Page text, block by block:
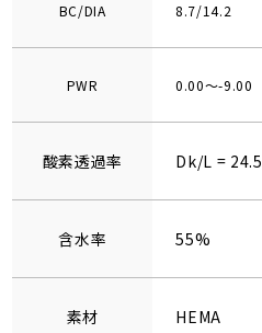
BC/DIA 8.7/14.2
PWR 0.00～-9.00
酸素透過率 Dk/L = 24.5
含水率 55%
素材 HEMA